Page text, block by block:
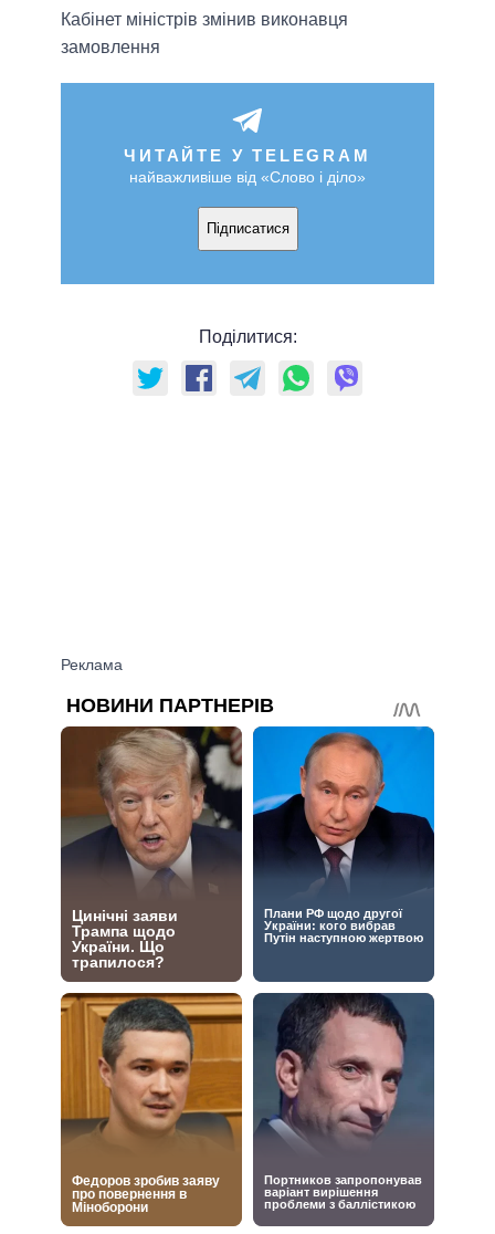
Кабінет міністрів змінив виконавця
замовлення
ЧИТАЙТЕ У TELEGRAM
найважливіше від «Слово і діло»
Підписатися
Поділитися: